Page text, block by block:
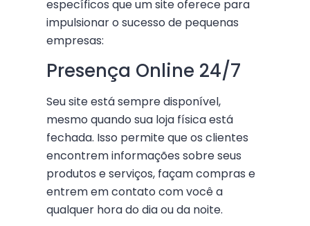
específicos que um site oferece para
impulsionar o sucesso de pequenas
empresas:
Presença Online 24/7
Seu site está sempre disponível,
mesmo quando sua loja física está
fechada. Isso permite que os clientes
encontrem informações sobre seus
produtos e serviços, façam compras e
entrem em contato com você a
qualquer hora do dia ou da noite.